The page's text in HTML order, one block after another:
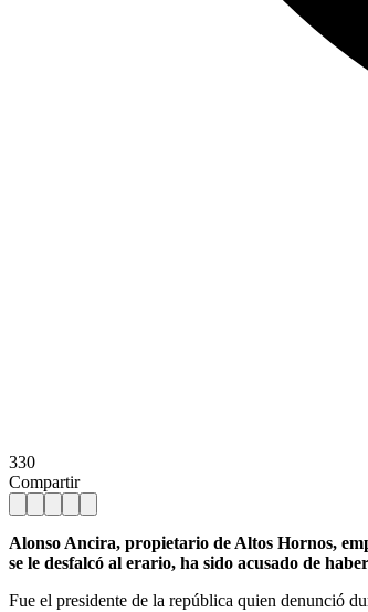
330
Compartir
Alonso Ancira, propietario de Altos Hornos,
se le desfalcó al erario, ha sido acusado de
Fue el presidente de la república quien denunció